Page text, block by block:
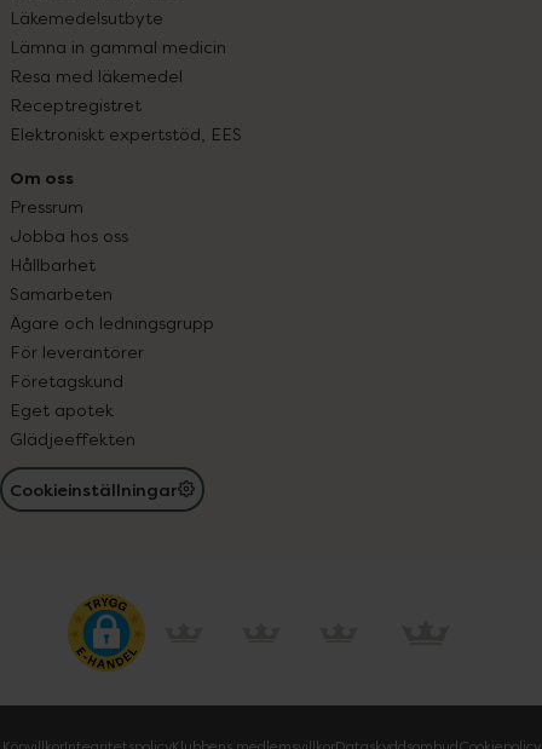
Läkemedelsutbyte
Lämna in gammal medicin
Resa med läkemedel
Receptregistret
Elektroniskt expertstöd, EES
Om oss
Pressrum
Jobba hos oss
Hållbarhet
Samarbeten
Ägare och ledningsgrupp
För leverantörer
Företagskund
Eget apotek
Glädjeeffekten
Cookieinställningar